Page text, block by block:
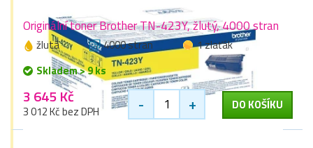
Originální toner Brother TN-423Y, žlutý, 4000 stran
žlutá 4000 stran
1 zlaťák
Skladem > 9 ks
3 645 Kč
3 012 Kč bez DPH - + DO KOŠÍKU